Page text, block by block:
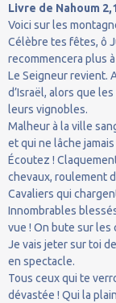
Livre de Nahoum
Voici sur les
Célèbre tes fêtes, ô
recommencera plus
Le Seigneur revient.
d’Israël, alors que
leurs vignobles.
Malheur à la ville
et qui ne lâche
Écoutez !
chevaux, roulement
Cavaliers qui
Innombrables
vue ! On bute sur les
Je vais jeter sur toi
en spectacle.
Tous ceux qui te
dévastée ! Qui la